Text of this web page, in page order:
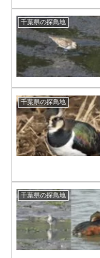
千葉県の探鳥地
千葉県の探鳥地
千葉県の探鳥地